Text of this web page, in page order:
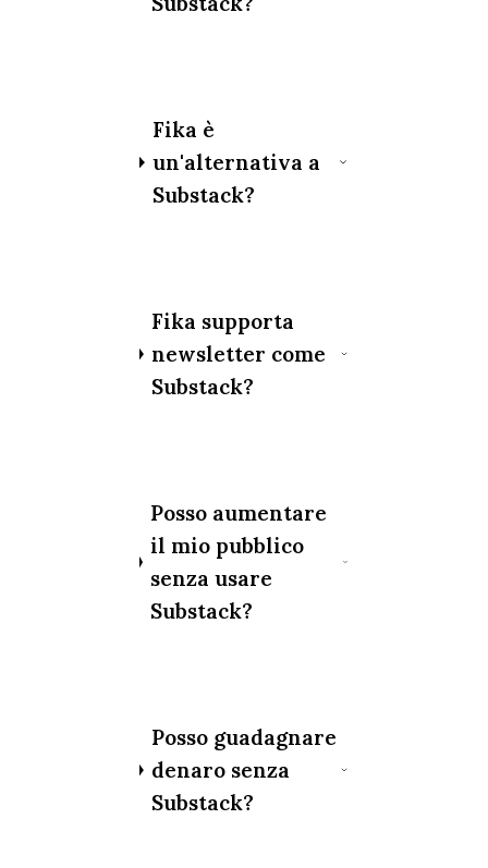
Fika è
un'alternativa a
Substack?
Fika supporta
newsletter come
Substack?
Posso aumentare
il mio pubblico
senza usare
Substack?
Posso guadagnare
denaro senza
Substack?